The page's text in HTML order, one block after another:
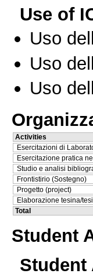
Use of
Uso
Uso
Uso
Activities
Esercitazioni di
Esercitazione pratica
Studio e analisi
Frontistirio (Sostegno)
Progetto (project)
Elaborazione tesina/
Total
Student
Student